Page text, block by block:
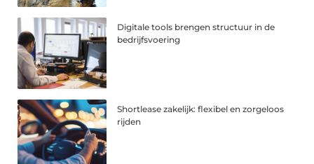
Digitale tools brengen structuur in de
bedrijfsvoering
Shortlease zakelijk: flexibel en zorgeloos
rijden